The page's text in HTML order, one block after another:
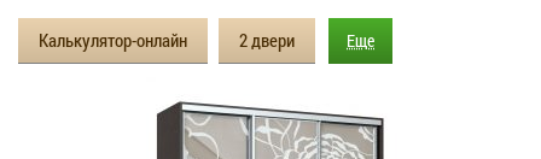
Калькулятор-онлайн 2 двери
4 двери
Еще